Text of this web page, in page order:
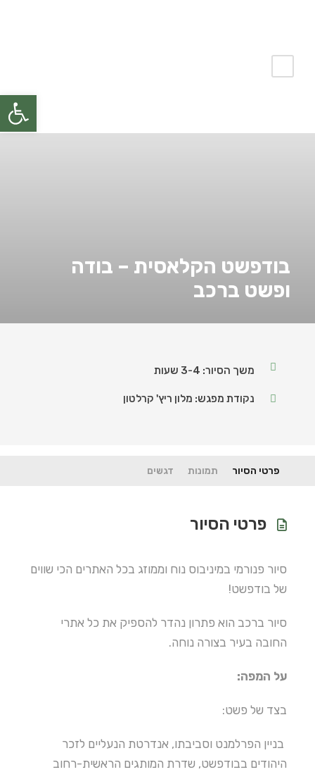
בודפשט הקלאסית – בודה
ופשט ברכב
משך הסיור: 3-4 שעות
נקודת מפגש: מלון ריץ' קרלטון
פרטי הסיור תמונות דגשים
פרטי הסיור
סיור פנורמי במיניבוס נוח וממוזג בכל האתרים הכי שווים
של בודפשט!
סיור ברכב הוא פתרון נהדר להספיק את כל אתרי
החובה בעיר בצורה נוחה.
על המפה:
בצד של פשט:
בניין הפרלמנט וסביבתו, אנדרטת הנעליים לזכר
היהודים בבודפשט, שדרת המותגים הראשית-רחוב